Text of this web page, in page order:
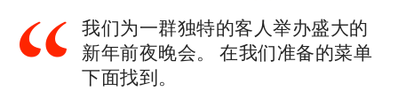
我们为一群独特的客人举办盛大的
新年前夜晚会。 在我们准备的菜单
下面找到。